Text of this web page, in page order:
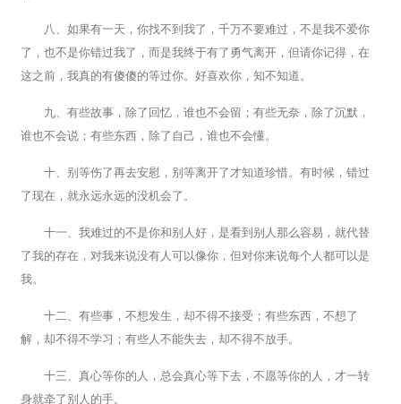
八、如果有一天，你找不到我了，千万不要难过，不是我不爱你
了，也不是你错过我了，而是我终于有了勇气离开，但请你记得，在
这之前，我真的有傻傻的等过你。好喜欢你，知不知道。
九、有些故事，除了回忆，谁也不会留；有些无奈，除了沉默，
谁也不会说；有些东西，除了自己，谁也不会懂。
十、别等伤了再去安慰，别等离开了才知道珍惜。有时候，错过
了现在，就永远永远的没机会了。
十一、我难过的不是你和别人好，是看到别人那么容易，就代替
了我的存在，对我来说没有人可以像你，但对你来说每个人都可以是
我。
十二、有些事，不想发生，却不得不接受；有些东西，不想了
解，却不得不学习；有些人不能失去，却不得不放手。
十三、真心等你的人，总会真心等下去，不愿等你的人，才一转
身就牵了别人的手。